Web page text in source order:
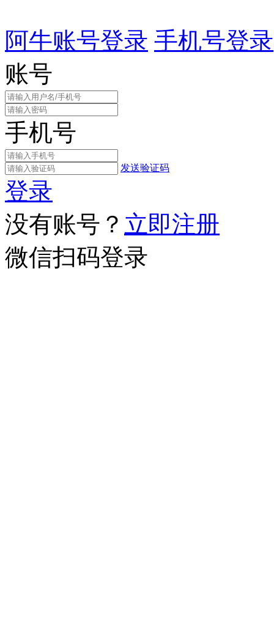
阿牛账号登录 手机号登录
账号
手机号
发送验证码
登录
没有账号？ 立即注册
微信扫码登录